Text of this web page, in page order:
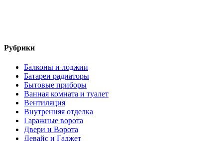
Рубрики
Балконы и лоджии
Батареи радиаторы‎
Бытовые приборы
Ванная комната и туалет
Вентиляция
Внутренняя отделка
Гаражные ворота
Двери и Ворота
Девайс и Гаджет